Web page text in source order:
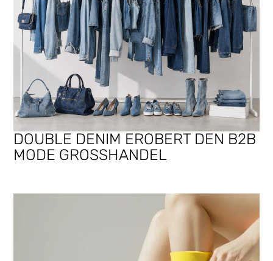
DOUBLE DENIM EROBERT DEN B2B
MODE GROSSHANDEL